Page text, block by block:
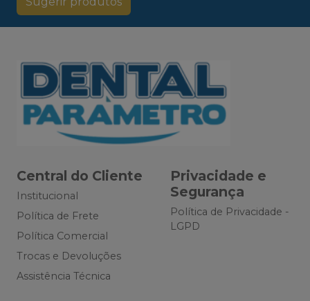
Central do Cliente
Institucional
Política de Frete
Política Comercial
Trocas e Devoluções
Assistência Técnica
Privacidade e
Segurança
Política de Privacidade -
LGPD